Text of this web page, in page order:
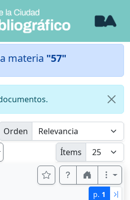
materia "57"
Orden
Ítems
p. 1